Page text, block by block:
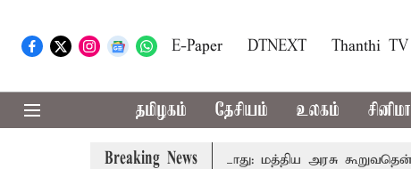
E-Paper DTNEXT Thanthi TV
தமிழகம் தேசியம் உலகம் சினிமா
Breaking News
கட்டணம் வசூலிக்கப்படாது: மத்திய அரசு கூறுவதென்ன..?